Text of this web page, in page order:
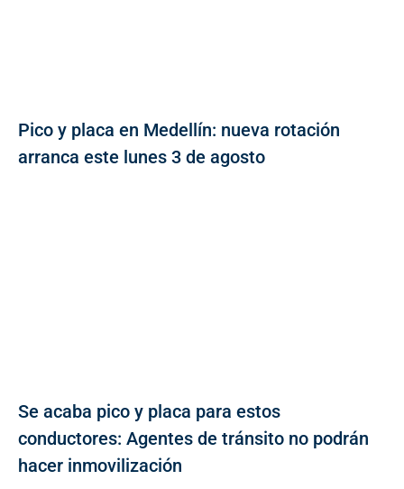
Pico y placa en Medellín: nueva rotación
arranca este lunes 3 de agosto
Se acaba pico y placa para estos
conductores: Agentes de tránsito no podrán
hacer inmovilización